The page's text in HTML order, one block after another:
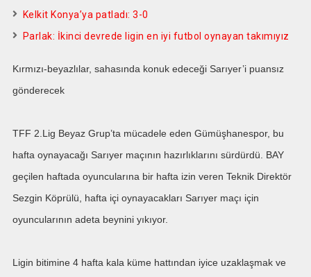
Kelkit Konya’ya patladı: 3-0
Parlak: İkinci devrede ligin en iyi futbol oynayan takımıyız
Kırmızı-beyazlılar, sahasında konuk edeceği Sarıyer’i puansız
gönderecek
TFF 2.Lig Beyaz Grup’ta mücadele eden Gümüşhanespor, bu
hafta oynayacağı Sarıyer maçının hazırlıklarını sürdürdü. BAY
geçilen haftada oyuncularına bir hafta izin veren Teknik Direktör
Sezgin Köprülü, hafta içi oynayacakları Sarıyer maçı için
oyuncularının adeta beynini yıkıyor.
Ligin bitimine 4 hafta kala küme hattından iyice uzaklaşmak ve